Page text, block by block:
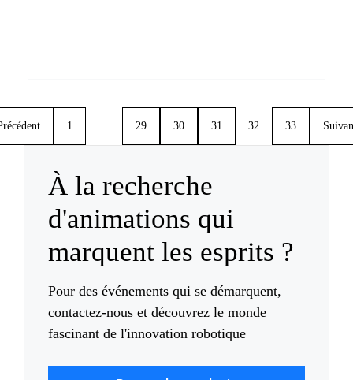
1 29 30 31 32 33
À la recherche
d'animations qui
marquent les esprits ?
Pour des événements qui se démarquent,
contactez-nous et découvrez le monde
fascinant de l'innovation robotique